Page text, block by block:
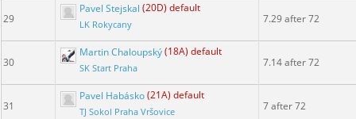
29
Pavel Stejskal (20D) default
LK Rokycany 7.29 after 72
30
Martin Chaloupský(18A) default
SK Start Praha 7.14 after 72
31
Pavel Habásko(21A) default
TJ Sokol Praha Vršovice 7 after 72